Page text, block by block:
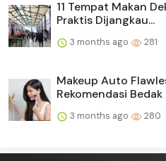
11 Tempat Makan
Praktis Dijangkau...
3 months ago 281
Makeup Auto
Rekomendasi Bedak
3 months ago 280